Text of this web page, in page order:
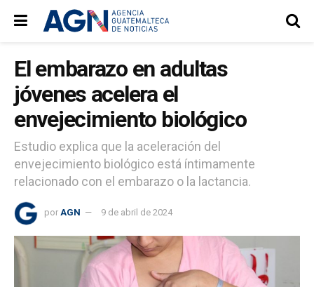
El embarazo en adultas
jóvenes acelera el
envejecimiento biológico
Estudio explica que la aceleración del
envejecimiento biológico está íntimamente
relacionado con el embarazo o la lactancia.
por AGN 9 de abril de 2024